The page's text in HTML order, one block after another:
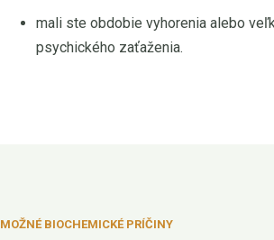
mali ste obdobie vyhorenia alebo
psychického zaťaženia.
MOŽNÉ BIOCHEMICKÉ PRÍČINY